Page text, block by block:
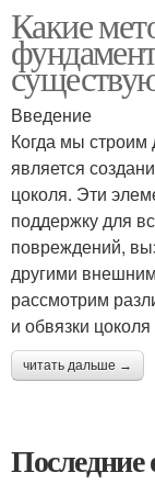
Какие
Введение
Когда мы
является
цоколя. Эти
поддержку для
повреждений,
другими
рассмотрим
и обвязки
читать дальше →
Последние